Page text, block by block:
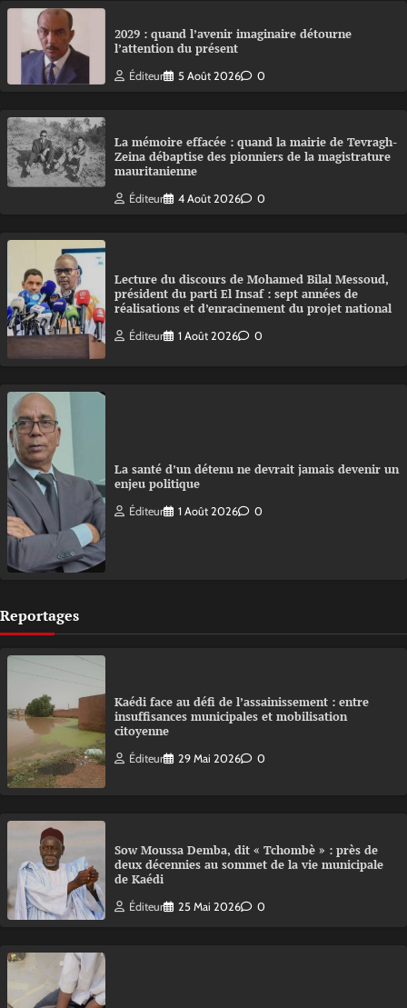
2029 : quand l’avenir imaginaire détourne
l’attention du présent
Éditeur 5 Août 2026 0
La mémoire effacée : quand la mairie de Tevragh-
Zeina débaptise des pionniers de la magistrature
mauritanienne
Éditeur 4 Août 2026 0
Lecture du discours de Mohamed Bilal Messoud,
président du parti El Insaf : sept années de
réalisations et d’enracinement du projet national
Éditeur 1 Août 2026 0
La santé d’un détenu ne devrait jamais devenir un
enjeu politique
Éditeur 1 Août 2026 0
Reportages
Kaédi face au défi de l’assainissement : entre
insuffisances municipales et mobilisation
citoyenne
Éditeur 29 Mai 2026 0
Sow Moussa Demba, dit « Tchombè » : près de
deux décennies au sommet de la vie municipale
de Kaédi
Éditeur 25 Mai 2026 0